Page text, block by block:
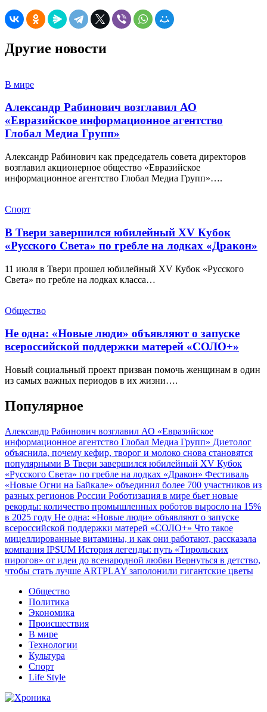
Другие новости
В мире
Александр Рабинович возглавил АО
«Евразийское информационное агентство
Глобал Медиа Групп»
Александр Рабинович как председатель совета директоров
возглавил акционерное общество «Евразийское
информационное агентство Глобал Медиа Групп»….
Спорт
В Твери завершился юбилейный XV Кубок
«Русского Света» по гребле на лодках «Дракон»
11 июля в Твери прошел юбилейный XV Кубок «Русского
Света» по гребле на лодках класса…
Общество
Не одна: «Новые люди» объявляют о запуске
всероссийской поддержки матерей «СОЛО+»
Новый социальный проект призван помочь женщинам в один
из самых важных периодов в их жизни….
Популярное
Александр Рабинович возглавил АО «Евразийское
информационное агентство Глобал Медиа Групп» Диетолог
объяснила, почему кефир, творог и молоко снова становятся
популярными В Твери завершился юбилейный XV Кубок
«Русского Света» по гребле на лодках «Дракон» Фестиваль
«Новые Огни на Байкале» объединил более 700 участников из
разных регионов России Роботизация в мире бьет новые
рекорды: количество промышленных роботов выросло на 15%
в 2025 году Не одна: «Новые люди» объявляют о запуске
всероссийской поддержки матерей «СОЛО+» Что такое
мицеллированные витамины, и как они работают, рассказала
компания IPSUM История легенды: путь «Тирольских
пирогов» от идеи до всенародной любви Вернуться в детство,
чтобы стать лучше ARTPLAY заполонили гигантские цветы
Общество
Политика
Экономика
Происшествия
В мире
Технологии
Культура
Спорт
Life Style